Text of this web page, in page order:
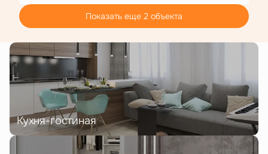
Показать еще 2 объектa
Кухня-гостиная